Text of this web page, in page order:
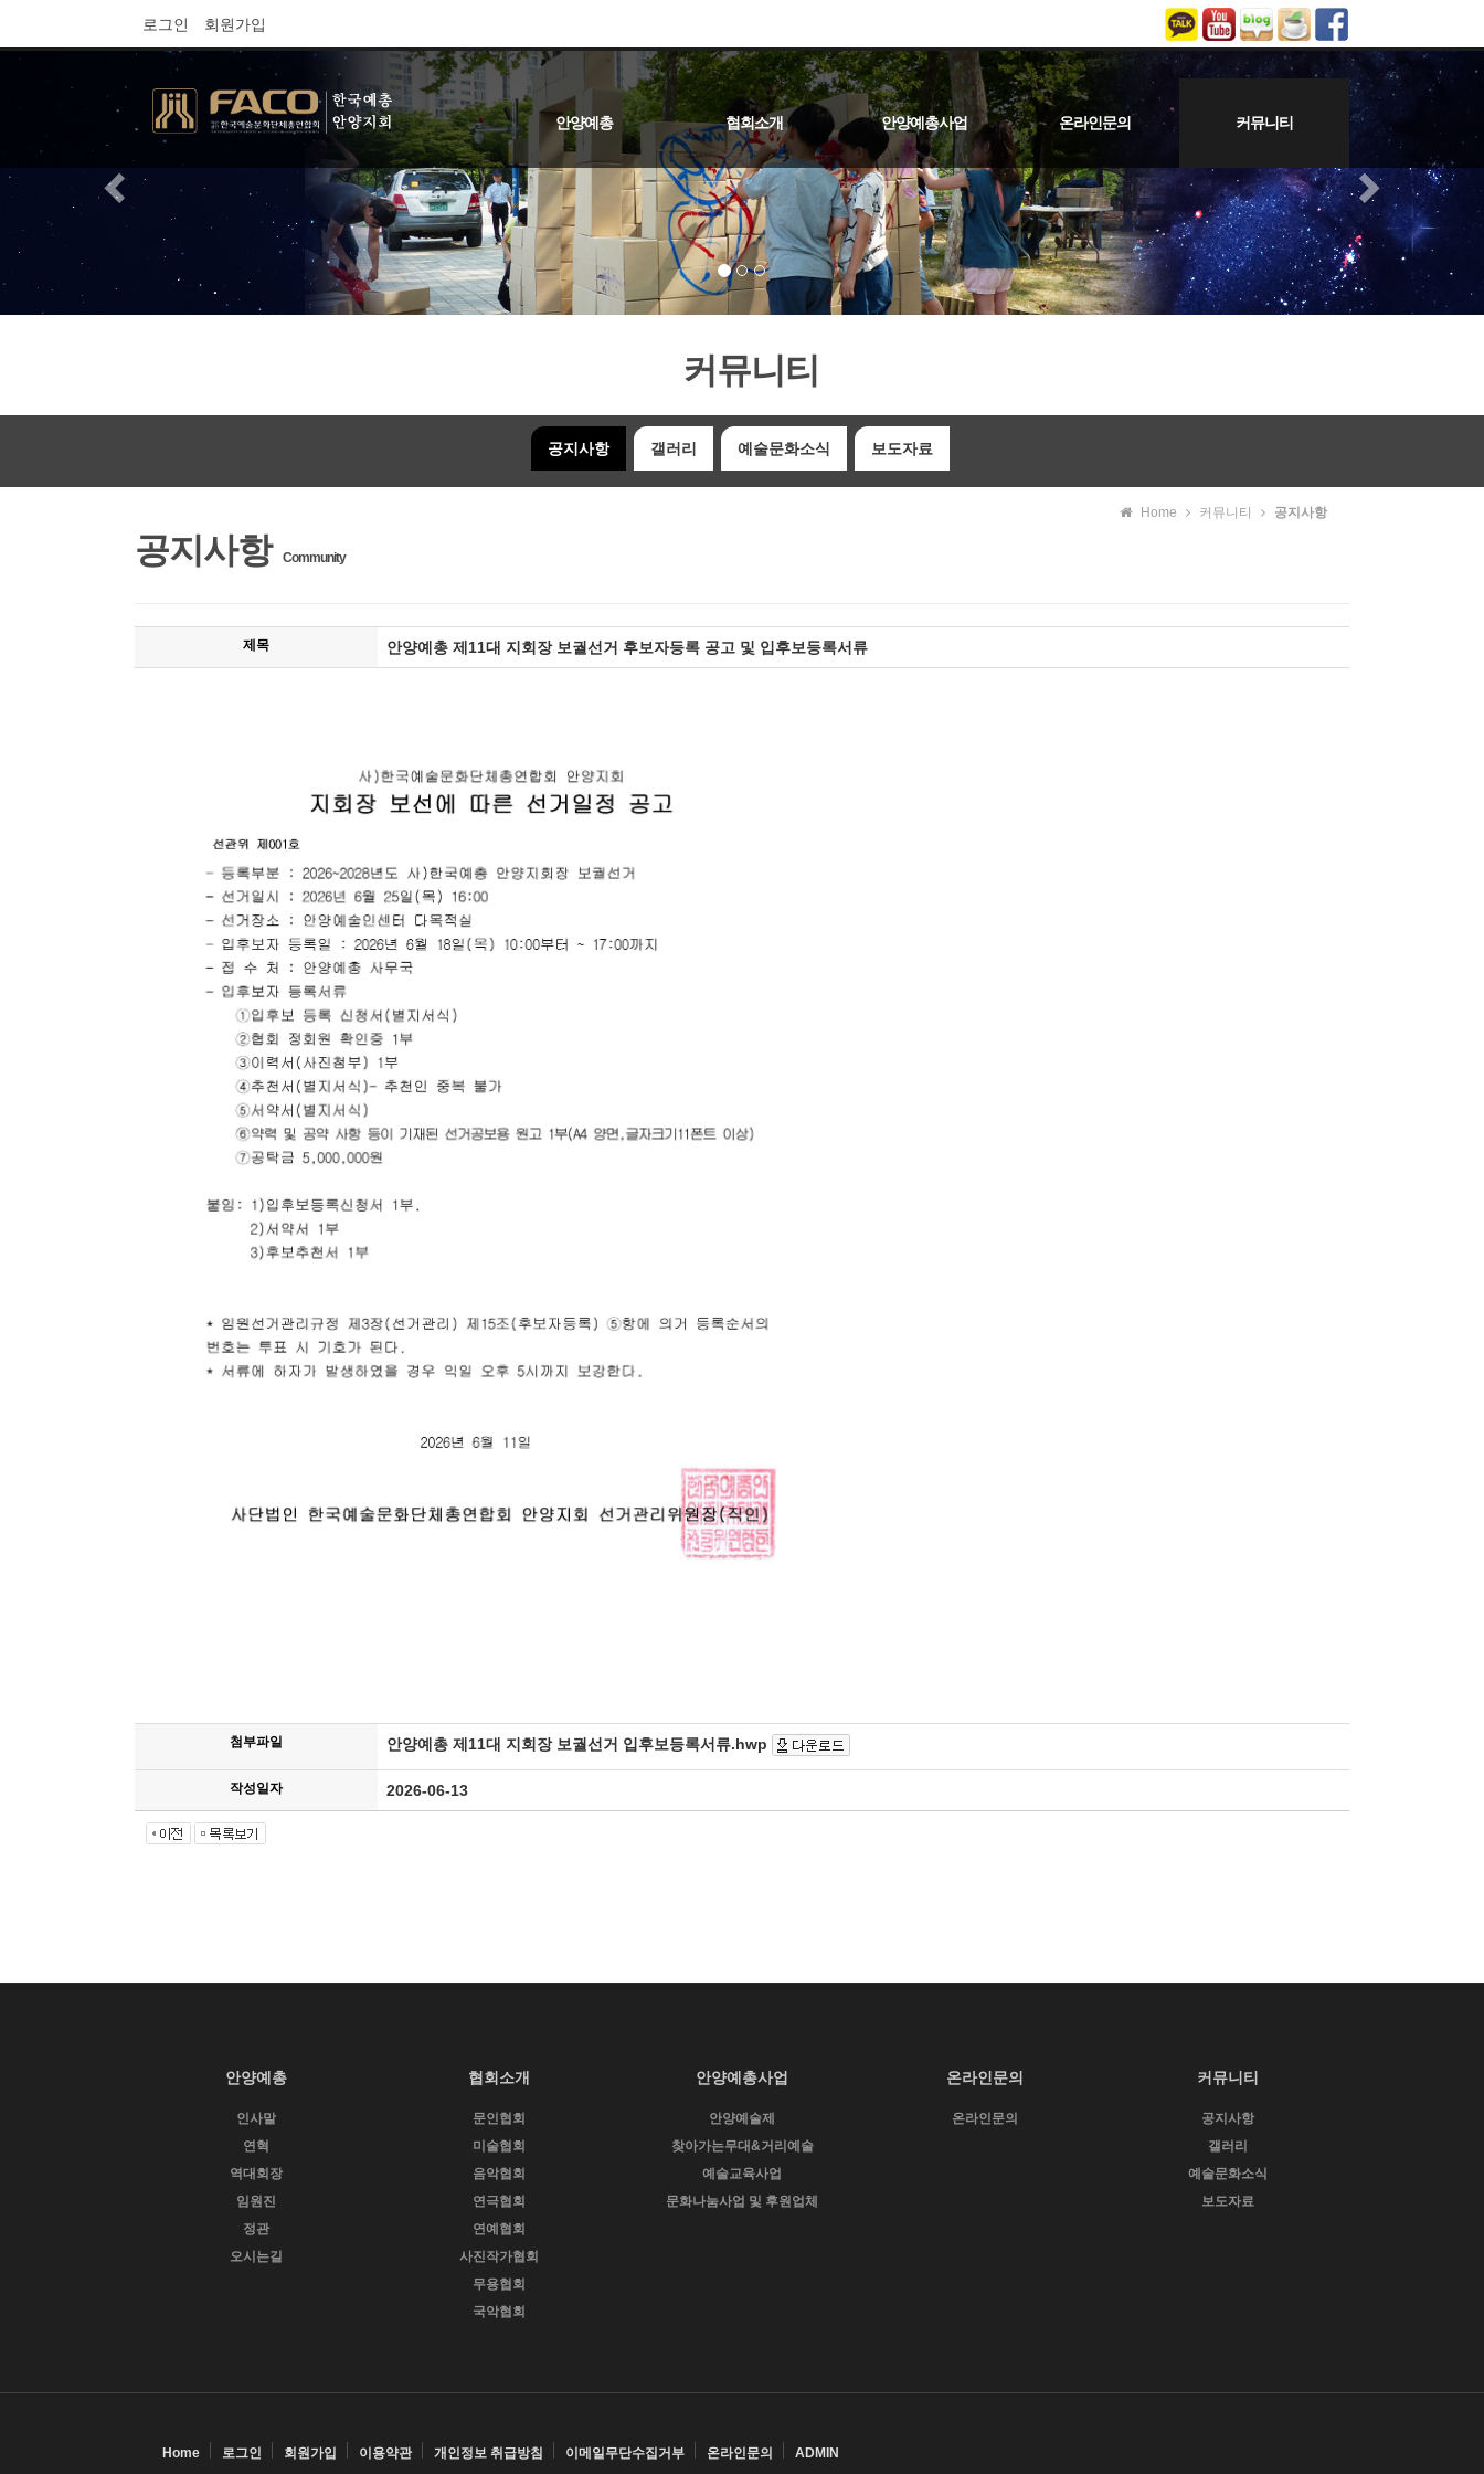
로그인 회원가입
안양예총
인사말
연혁
역대회장
임원진
정관
오시는길
협회소개
문인협회
미술협회
음악협회
연극협회
연예협회
사진작가협회
무용협회
국악협회
안양예총사업
안양예술제
찾아가는무대&거리예술
예술교육사업
문화나눔사업 및 후원업체
온라인문의
온라인문의
커뮤니티
공지사항
갤러리
예술문화소식
보도자료
커뮤니티
공지사항 갤러리 예술문화소식 보도자료
Home 커뮤니티 공지사항
공지사항 Community
제목 안양예총 제11대 지회장 보궐선거 후보자등록 공고 및 입후보등록서류
첨부파일 안양예총 제11대 지회장 보궐선거 입후보등록서류.hwp
작성일자 2026-06-13
안양예총
인사말
연혁
역대회장
임원진
정관
오시는길
협회소개
문인협회
미술협회
음악협회
연극협회
연예협회
사진작가협회
무용협회
국악협회
안양예총사업
안양예술제
찾아가는무대&거리예술
예술교육사업
문화나눔사업 및 후원업체
온라인문의
온라인문의
커뮤니티
공지사항
갤러리
예술문화소식
보도자료
Home 로그인 회원가입 이용약관 개인정보 취급방침 이메일무단수집거부 온라인문의 ADMIN